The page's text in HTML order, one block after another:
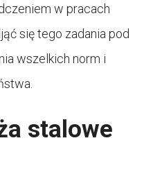
w pracach
się tego zadania pod
wszelkich norm i
stalowe